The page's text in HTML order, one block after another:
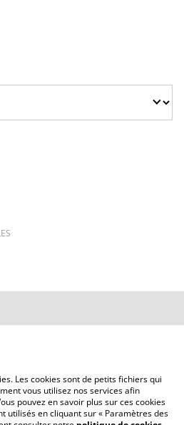
Questions
posées
Les cookies sont de petits fichiers qui
vous utilisez nos services afin
pouvez en savoir plus sur ces cookies
utilisés en cliquant sur « Paramètres des